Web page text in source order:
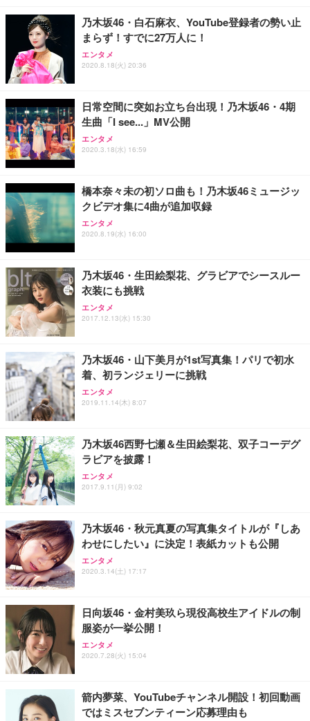
ョン PCチェア 通気性メッシュ ゲーミング/勉強/事
務用 おしゃれ パソコンチェア (ブラック)
Sezlife オフィスチェア デスクチェア 疲れない テレ
ワーク チェア 強化バックレスト 30度ロッキング機
能 人間工学 椅子 腰サポート 90度跳ね上げ式アーム
務用 おしゃれ パソコンチェア (ホワイト)
ANDWINT オフィスチェア デスクチェア 肘なし メ
ッシュ 通気性 ランバーサポート付き 腰サポート ガ
ス圧無段階昇降 360度回転 キャスター付き コンパク
【整備済み品】Dell E2724HS 27インチ 液晶モニタ
ー フルHD（1920×1080）VA 非光沢 HDMI/DisplayP
ort/VGA スピーカー内蔵 高さ調整 スイベル VESA対
【MiniLED/24.5inch/280Hz/FHD】GRAPHT THE S
HOOTER Gaming Monitor 24” Essential ゲーミン
グモニター QD 24.5インチ 1ms FHD 量子ドット 残
Smart Basic(スマートベーシック) 【Amazon.co.jp
限定】 Smart Basic アイリスオーヤマ ペットシーツ
超厚型 お徳用 ワイド 100枚入 (x 1) (ケース販売)
ュラー 200枚入【Amazon.co.jp限定】
乃木坂46・白石麻衣、YouTube登録者の勢い止
まらず！すでに27万人に！
エンタメ
2020.8.18(火) 20:36
日常空間に突如お立ち台出現！乃木坂46・4期
生曲「I see...」MV公開
エンタメ
2020.3.18(水) 16:59
橋本奈々未の初ソロ曲も！乃木坂46ミュージッ
クビデオ集に4曲が追加収録
エンタメ
2020.8.19(水) 16:00
乃木坂46・生田絵梨花、グラビアでシースルー
衣装にも挑戦
エンタメ
2017.12.13(水) 15:30
乃木坂46・山下美月が1st写真集！パリで初水
着、初ランジェリーに挑戦
エンタメ
2019.11.14(木) 8:07
乃木坂46西野七瀬＆生田絵梨花、双子コーデグ
ラビアを披露！
エンタメ
2017.9.11(月) 9:02
乃木坂46・秋元真夏の写真集タイトルが『しあ
わせにしたい』に決定！表紙カットも公開
エンタメ
2020.3.14(土) 17:17
日向坂46・金村美玖ら現役高校生アイドルの制
服姿が一挙公開！
エンタメ
2020.7.28(火) 15:04
箭内夢菜、YouTubeチャンネル開設！初回動画
ではミスセブンティーン応募理由も